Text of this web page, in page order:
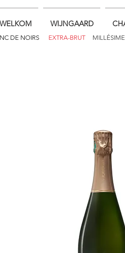
WELKOM WIJNGAARD
DE NOIRS EXTRA-BRUT